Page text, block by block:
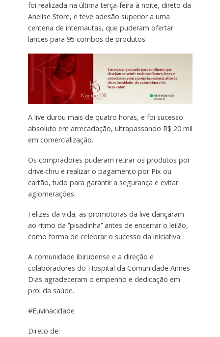
foi realizada na última terça-feira à noite, direto da
Anelise Store, e teve adesão superior a uma
centena de internautas, que puderam ofertar
lances para 95 combos de produtos.
A live durou mais de quatro horas, e foi sucesso
absoluto em arrecadação, ultrapassando R$ 20 mil
em comercialização.
Os compradores puderam retirar os produtos por
drive-thru e realizar o pagamento por Pix ou
cartão, tudo para garantir a segurança e evitar
aglomerações.
Felizes da vida, as promotoras da live dançaram
ao ritmo da ‘’pisadinha’’ antes de encerrar o leilão,
como forma de celebrar o sucesso da iniciativa.
A comunidade ibirubense e a direção e
colaboradores do Hospital da Comunidade Annes
Dias agradeceram o empenho e dedicação em
prol da saúde.
#Euvinacidade
Direto de: